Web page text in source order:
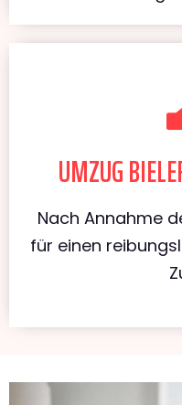
UMZUG
Nach Annahme
für einen